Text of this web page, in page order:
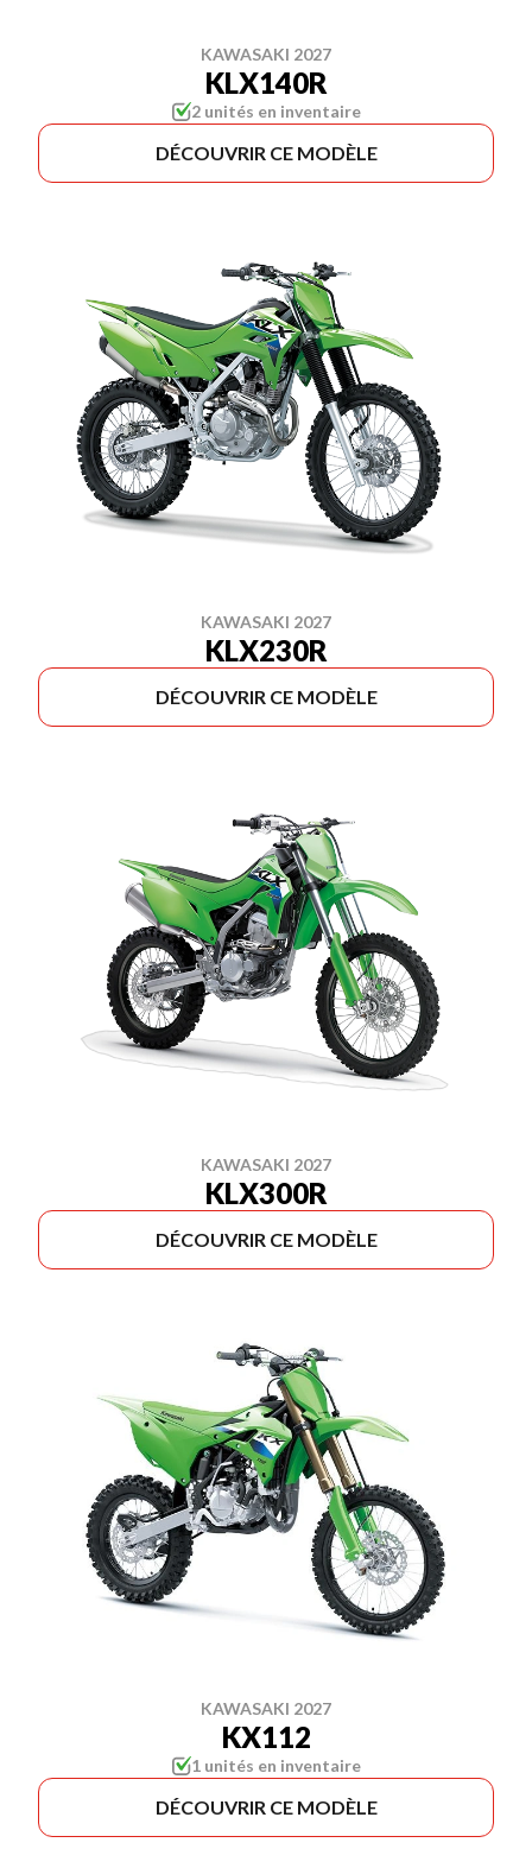
KAWASAKI 2027
KLX140R
2 unités en inventaire
DÉCOUVRIR CE MODÈLE
KAWASAKI 2027
KLX230R
DÉCOUVRIR CE MODÈLE
KAWASAKI 2027
KLX300R
DÉCOUVRIR CE MODÈLE
KAWASAKI 2027
KX112
1 unités en inventaire
DÉCOUVRIR CE MODÈLE